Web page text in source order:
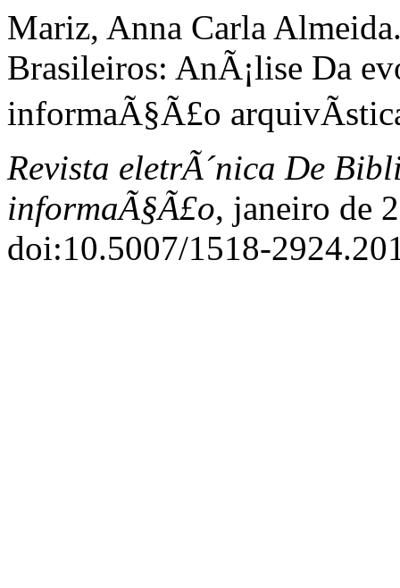
Mariz, Anna Carla
Brasileiros: AnÃ¡lise Da
informaÃ§Ã£o
Revista eletrÃ´nica De
informaÃ§Ã£o, janeiro de
doi:10.5007/1518-